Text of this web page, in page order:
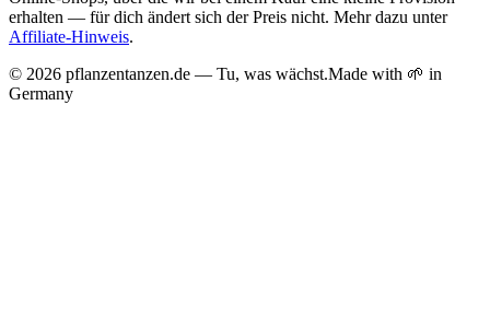
erhalten — für dich ändert sich der Preis nicht. Mehr dazu unter
Affiliate-Hinweis.
© 2026 pflanzentanzen.de — Tu, was wächst.Made with 🌱 in
Germany